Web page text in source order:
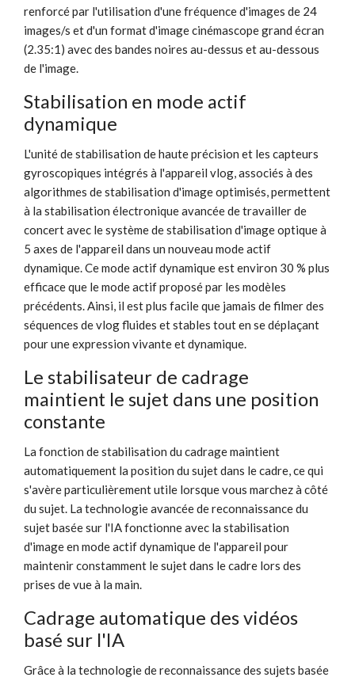
renforcé par l'utilisation d'une fréquence d'images de 24
images/s et d'un format d'image cinémascope grand écran
(2.35:1) avec des bandes noires au-dessus et au-dessous
de l'image.
Stabilisation en mode actif
dynamique
L'unité de stabilisation de haute précision et les capteurs
gyroscopiques intégrés à l'appareil vlog, associés à des
algorithmes de stabilisation d'image optimisés, permettent
à la stabilisation électronique avancée de travailler de
concert avec le système de stabilisation d'image optique à
5 axes de l'appareil dans un nouveau mode actif
dynamique. Ce mode actif dynamique est environ 30 % plus
efficace que le mode actif proposé par les modèles
précédents. Ainsi, il est plus facile que jamais de filmer des
séquences de vlog fluides et stables tout en se déplaçant
pour une expression vivante et dynamique.
Le stabilisateur de cadrage
maintient le sujet dans une position
constante
La fonction de stabilisation du cadrage maintient
automatiquement la position du sujet dans le cadre, ce qui
s'avère particulièrement utile lorsque vous marchez à côté
du sujet. La technologie avancée de reconnaissance du
sujet basée sur l'IA fonctionne avec la stabilisation
d'image en mode actif dynamique de l'appareil pour
maintenir constamment le sujet dans le cadre lors des
prises de vue à la main.
Cadrage automatique des vidéos
basé sur l'IA
Grâce à la technologie de reconnaissance des sujets basée